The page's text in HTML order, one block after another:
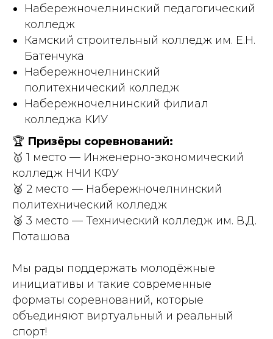
Набережночелнинский педагогический
колледж
Камский строительный колледж им. Е.Н.
Батенчука
Набережночелнинский
политехнический колледж
Набережночелнинский филиал
колледжа КИУ
🏆 Призёры соревнований:
🥇 1 место — Инженерно-экономический
колледж НЧИ КФУ
🥈 2 место — Набережночелнинский
политехнический колледж
🥉 3 место — Технический колледж им. В.Д.
Поташова
Мы рады поддержать молодёжные
инициативы и такие современные
форматы соревнований, которые
объединяют виртуальный и реальный
спорт!